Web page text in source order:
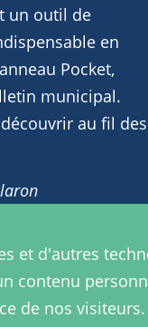
un outil de
en
Pocket,
municipal.
au fil des
et d'autres
contenu
de nos visiteurs.